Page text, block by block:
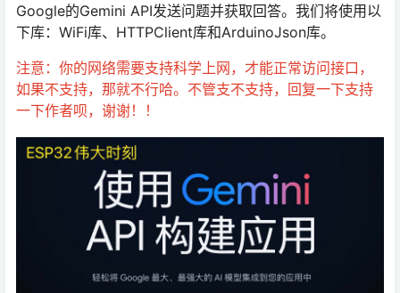
Google的Gemini API发送问题并获取回答。我们将使用以
下库：WiFi库、HTTPClient库和ArduinoJson库。
注意：你的网络需要支持科学上网，才能正常访问接口，
如果不支持，那就不行哈。不管支不支持，回复一下支持
一下作者呗，谢谢！！